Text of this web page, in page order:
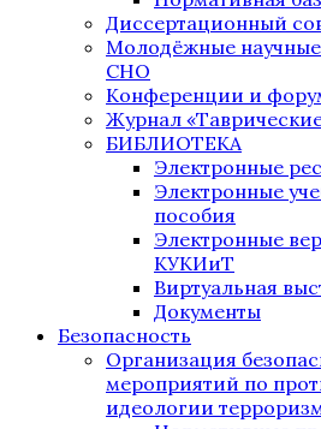
Диссертационный
Молодёжные
СНО
Конференции и
Журнал
БИБЛИОТЕКА
Электронные
Электронные
пособия
Электронные
КУКИиТ
Виртуальная
Документы
Безопасность
Организация
мероприятий по
идеологии